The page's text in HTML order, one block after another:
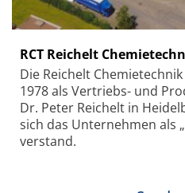
RCT Reichelt
Die Reichelt
1978 als Vertriebs- und
Dr. Peter Reichelt in
sich das Unternehmen als
verstand.